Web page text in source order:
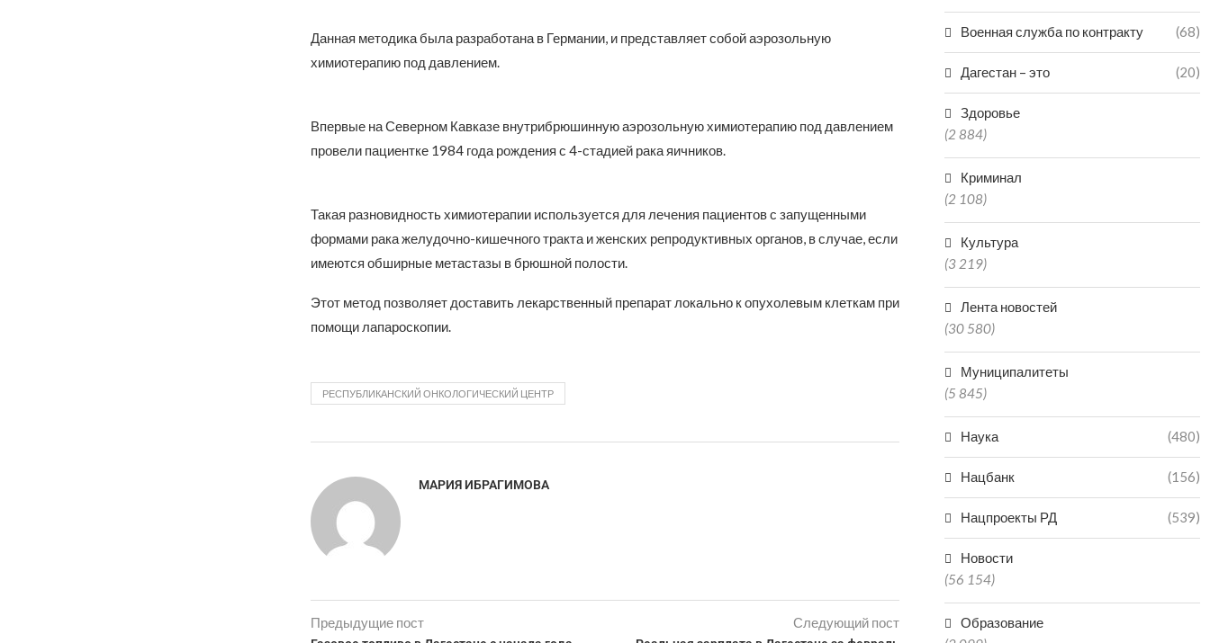
Данная методика была разработана в Германии, и представляет собой аэрозольную
химиотерапию под давлением.
Впервые на Северном Кавказе внутрибрюшинную аэрозольную химиотерапию под давлением
провели пациентке 1984 года рождения с 4-стадией рака яичников.
Такая разновидность химиотерапии используется для лечения пациентов с запущенными
формами рака желудочно-кишечного тракта и женских репродуктивных органов, в случае, если
имеются обширные метастазы в брюшной полости.
Этот метод позволяет доставить лекарственный препарат локально к опухолевым клеткам при
помощи лапароскопии.
РЕСПУБЛИКАНСКИЙ ОНКОЛОГИЧЕСКИЙ ЦЕНТР
МАРИЯ ИБРАГИМОВА
Предыдущие пост Следующий пост
Военная служба по контракту (68)
Дагестан – это (20)
Здоровье
(2 884)
Криминал
(2 108)
Культура
(3 219)
Лента новостей
(30 580)
Муниципалитеты
(5 845)
Наука (480)
Нацбанк (156)
Нацпроекты РД (539)
Новости
(56 154)
Образование